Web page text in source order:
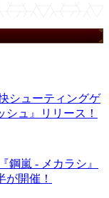
シューティングゲ
ュ』リリース！
鋼嵐 - メカラシ』
開催！